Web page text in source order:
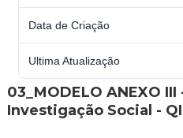
Data de Criação
Ultima Atualização
03_MODELO ANEXO
Investigação Social -